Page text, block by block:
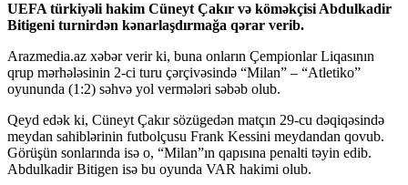
UEFA türkiyəli hakim Cüneyt Çakır və köməkçisi Abdulkadir
Bitigeni turnirdən kənarlaşdırmağa qərar verib.
Arazmedia.az xəbər verir ki, buna onların Çempionlar Liqasının
qrup mərhələsinin 2-ci turu çərçivəsində “Milan” – “Atletiko”
oyununda (1:2) səhvə yol vermələri səbəb olub.
Qeyd edək ki, Cüneyt Çakır sözügedən matçın 29-cu dəqiqəsində
meydan sahiblərinin futbolçusu Frank Kessini meydandan qovub.
Görüşün sonlarında isə o, “Milan”ın qapısına penalti təyin edib.
Abdulkadir Bitigen isə bu oyunda VAR hakimi olub.